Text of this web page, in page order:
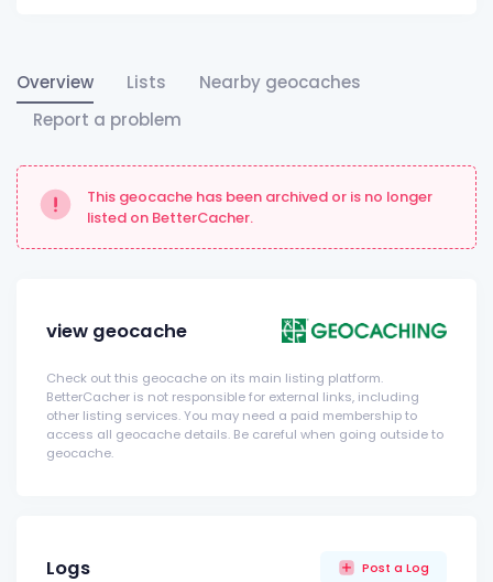
Overview Lists
Nearby geocaches
Report a problem
This geocache has been archived or is no longer
listed on BetterCacher.
view geocache
Check out this geocache on its main listing platform.
BetterCacher is not responsible for external links, including
other listing services. You may need a paid membership to
access all geocache details. Be careful when going outside to
geocache.
Logs Post a Log